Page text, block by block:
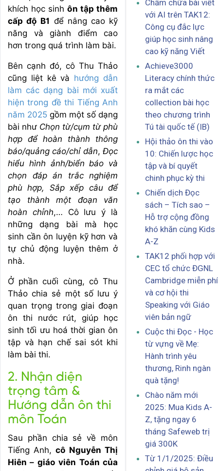
khích học sinh ôn tập thêm
cấp độ B1 để nâng cao kỹ
năng và giành điểm cao
hơn trong quá trình làm bài.
Bên cạnh đó, cô Thu Thảo
cũng liệt kê và hướng dẫn
làm các dạng bài mới xuất
hiện trong đề thi Tiếng Anh
năm 2025 gồm một số dạng
bài như Chọn từ/cụm từ phù
hợp để hoàn thành thông
báo/quảng cáo/chỉ dẫn,Đọc
hiểu hình ảnh/biển báo và
chọn đáp án trắc nghiệm
phù hợp, Sắp xếp câu để
tạo thành một đoạn văn
hoàn chỉnh,… Cô lưu ý là
những dạng bài mà học
sinh cần ôn luyện kỹ hơn và
tự chủ động luyện thêm ở
nhà.
Ở phần cuối cùng, cô Thu
Thảo chia sẻ một số lưu ý
quan trọng trong giai đoạn
ôn thi nước rút, giúp học
sinh tối ưu hoá thời gian ôn
tập và hạn chế sai sót khi
làm bài thi.
2. Nhận diện
trọng tâm &
Hướng dẫn ôn thi
môn Toán
Sau phần chia sẻ về môn
Tiếng Anh, cô Nguyễn Thị
Hiên – giáo viên Toán của
Chấm chữa bài viết
với AI trên TAK12:
Công cụ đắc lực
giúp học sinh nâng
cao kỹ năng Viết
Achieve3000
Literacy chính thức
ra mắt các
collection bài học
theo chương trình
Tú tài quốc tế (IB)
Hội thảo ôn thi vào
10: Chiến lược học
tập và bí quyết
chinh phục kỳ thi
Chiến dịch Đọc
sách – Tích sao –
Hỗ trợ cộng đồng
khó khăn cùng Kids
A-Z
TAK12 phối hợp với
CEC tổ chức ĐGNL
Cambridge miễn phí
và cơ hội thi
Speaking với Giáo
viên bản ngữ
Cuộc thi Đọc - Học
từ vựng về Mẹ:
Hành trình yêu
thương, Rinh ngàn
quà tặng!
Chào năm mới
2025: Mua Kids A-
Z, tặng ngay 6
tháng Safeweb trị
giá 300K
Từ 1/1/2025: Điều